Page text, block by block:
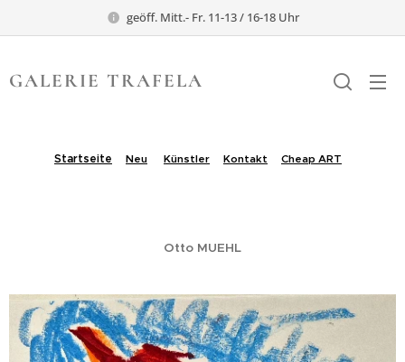
geöff. Mitt.- Fr. 11-13 / 16-18 Uhr
GALERIE TRAFELA
Startseite Neu Künstler Kontakt Cheap ART
Otto MUEHL